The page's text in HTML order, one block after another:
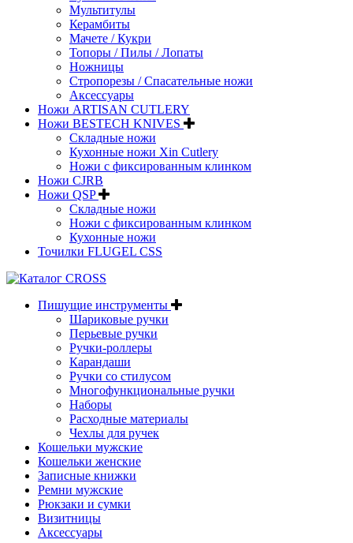
Мультитулы
Керамбиты
Мачете / Кукри
Топоры / Пилы / Лопаты
Ножницы
Стропорезы / Спасательные ножи
Аксессуары
Ножи ARTISAN CUTLERY
Ножи BESTECH KNIVES
Складные ножи
Кухонные ножи Xin Cutlery
Ножи с фиксированным клинком
Ножи CJRB
Ножи QSP
Складные ножи
Ножи с фиксированным клинком
Кухонные ножи
Точилки FLUGEL CSS
Пишущие инструменты
Шариковые ручки
Перьевые ручки
Ручки-роллеры
Карандаши
Ручки со стилусом
Многофункциональные ручки
Наборы
Расходные материалы
Чехлы для ручек
Кошельки мужские
Кошельки женские
Записные книжки
Ремни мужские
Рюкзаки и сумки
Визитницы
Аксессуары